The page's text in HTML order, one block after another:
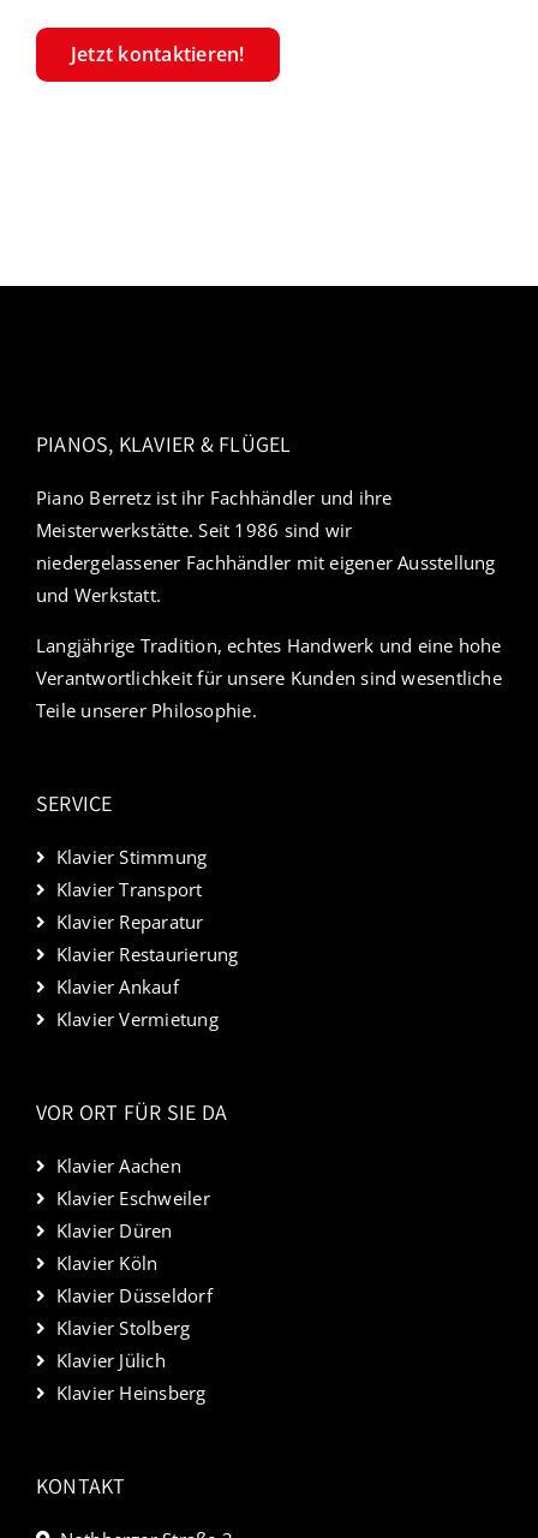
Jetzt kontaktieren!
PIANOS, KLAVIER & FLÜGEL
Piano Berretz ist ihr Fachhändler und ihre
Meisterwerkstätte. Seit 1986 sind wir
niedergelassener Fachhändler mit eigener Ausstellung
und Werkstatt.
Langjährige Tradition, echtes Handwerk und eine hohe
Verantwortlichkeit für unsere Kunden sind wesentliche
Teile unserer Philosophie.
SERVICE
Klavier Stimmung
Klavier Transport
Klavier Reparatur
Klavier Restaurierung
Klavier Ankauf
Klavier Vermietung
VOR ORT FÜR SIE DA
Klavier Aachen
Klavier Eschweiler
Klavier Düren
Klavier Köln
Klavier Düsseldorf
Klavier Stolberg
Klavier Jülich
Klavier Heinsberg
KONTAKT